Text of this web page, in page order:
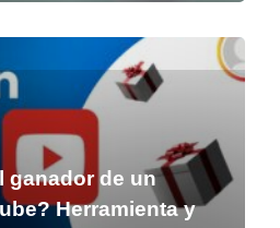
ganador de un
Herramienta y